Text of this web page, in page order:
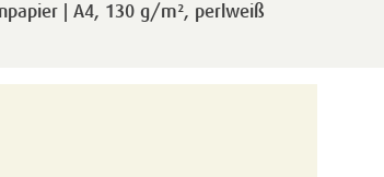
| A4, 130 g/m², perlweiß